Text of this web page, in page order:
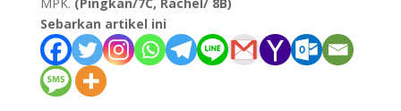
Sebarkan artikel ini